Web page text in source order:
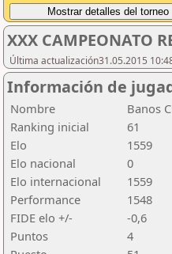
XXX CAMPEONATO
Última actualización31.05.2015
Información de
Nombre
Banos
Ranking inicial
61
Elo
1559
Elo nacional
0
Elo internacional
1559
Performance
1548
FIDE elo +/-
-0,6
Puntos
4